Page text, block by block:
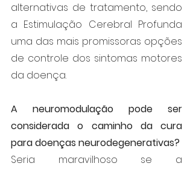
alternativas de tratamento, sendo
a Estimulação Cerebral Profunda
uma das mais promissoras opções
de controle dos sintomas motores
da doença.
A neuromodulação pode ser
considerada o caminho da cura
para doenças neurodegenerativas?
Seria maravilhoso se a